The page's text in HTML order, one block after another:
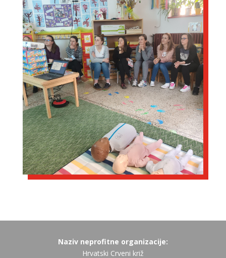
Naziv neprofitne organizacije:
Hrvatski Crveni križ